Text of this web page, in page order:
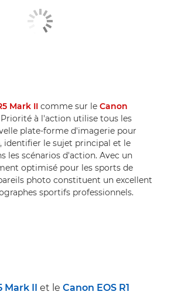
Mark II comme sur le Canon
à l'action utilise tous les
plate-forme d'imagerie pour
identifier le sujet principal et le
les scénarios d'action. Avec un
optimisé pour les sports de
photo constituent un excellent
sportifs professionnels.
Mark II et le Canon EOS R1